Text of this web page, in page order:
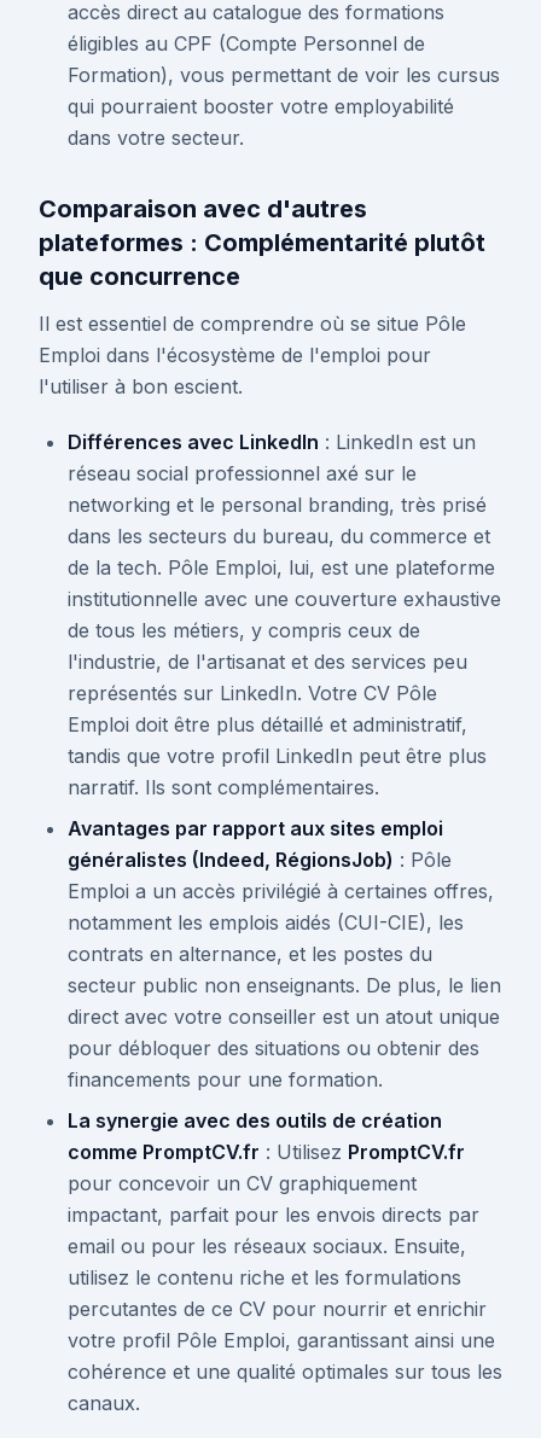
accès direct au catalogue des formations
éligibles au CPF (Compte Personnel de
Formation), vous permettant de voir les cursus
qui pourraient booster votre employabilité
dans votre secteur.
Comparaison avec d'autres
plateformes : Complémentarité plutôt
que concurrence
Il est essentiel de comprendre où se situe Pôle
Emploi dans l'écosystème de l'emploi pour
l'utiliser à bon escient.
Différences avec LinkedIn : LinkedIn est un
réseau social professionnel axé sur le
networking et le personal branding, très prisé
dans les secteurs du bureau, du commerce et
de la tech. Pôle Emploi, lui, est une plateforme
institutionnelle avec une couverture exhaustive
de tous les métiers, y compris ceux de
l'industrie, de l'artisanat et des services peu
représentés sur LinkedIn. Votre CV Pôle
Emploi doit être plus détaillé et administratif,
tandis que votre profil LinkedIn peut être plus
narratif. Ils sont complémentaires.
Avantages par rapport aux sites emploi
généralistes (Indeed, RégionsJob) : Pôle
Emploi a un accès privilégié à certaines offres,
notamment les emplois aidés (CUI-CIE), les
contrats en alternance, et les postes du
secteur public non enseignants. De plus, le lien
direct avec votre conseiller est un atout unique
pour débloquer des situations ou obtenir des
financements pour une formation.
La synergie avec des outils de création
comme PromptCV.fr : Utilisez PromptCV.fr
pour concevoir un CV graphiquement
impactant, parfait pour les envois directs par
email ou pour les réseaux sociaux. Ensuite,
utilisez le contenu riche et les formulations
percutantes de ce CV pour nourrir et enrichir
votre profil Pôle Emploi, garantissant ainsi une
cohérence et une qualité optimales sur tous les
canaux.